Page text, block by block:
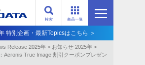
商品一覧
検索
特別企画・最新Topicsはこちら ＞
Release 2025年 > お知らせ 2025年 >
Acronis True Image 割引クーポンプレゼン